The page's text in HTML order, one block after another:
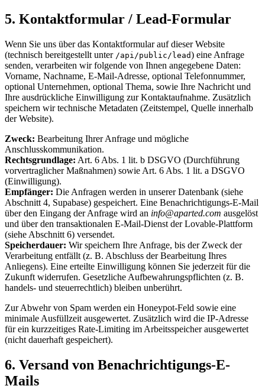
5. Kontaktformular / Lead-Formular
Wenn Sie uns über das Kontaktformular auf dieser Website
(technisch bereitgestellt unter /api/public/lead) eine Anfrage
senden, verarbeiten wir folgende von Ihnen angegebene Daten:
Vorname, Nachname, E-Mail-Adresse, optional Telefonnummer,
optional Unternehmen, optional Thema, sowie Ihre Nachricht und
Ihre ausdrückliche Einwilligung zur Kontaktaufnahme. Zusätzlich
speichern wir technische Metadaten (Zeitstempel, Quelle innerhalb
der Website).
Zweck: Bearbeitung Ihrer Anfrage und mögliche
Anschlusskommunikation.
Rechtsgrundlage: Art. 6 Abs. 1 lit. b DSGVO (Durchführung
vorvertraglicher Maßnahmen) sowie Art. 6 Abs. 1 lit. a DSGVO
(Einwilligung).
Empfänger: Die Anfragen werden in unserer Datenbank (siehe
Abschnitt 4, Supabase) gespeichert. Eine Benachrichtigungs-E-Mail
über den Eingang der Anfrage wird an info@aparted.com ausgelöst
und über den transaktionalen E-Mail-Dienst der Lovable-Plattform
(siehe Abschnitt 6) versendet.
Speicherdauer: Wir speichern Ihre Anfrage, bis der Zweck der
Verarbeitung entfällt (z. B. Abschluss der Bearbeitung Ihres
Anliegens). Eine erteilte Einwilligung können Sie jederzeit für die
Zukunft widerrufen. Gesetzliche Aufbewahrungspflichten (z. B.
handels- und steuerrechtlich) bleiben unberührt.
Zur Abwehr von Spam werden ein Honeypot-Feld sowie eine
minimale Ausfüllzeit ausgewertet. Zusätzlich wird die IP-Adresse
für ein kurzzeitiges Rate-Limiting im Arbeitsspeicher ausgewertet
(nicht dauerhaft gespeichert).
6. Versand von Benachrichtigungs-E-
Mails